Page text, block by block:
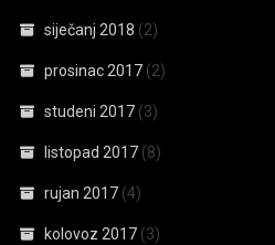
siječanj 2018 (2)
prosinac 2017 (2)
studeni 2017 (3)
listopad 2017 (8)
rujan 2017 (4)
kolovoz 2017 (3)